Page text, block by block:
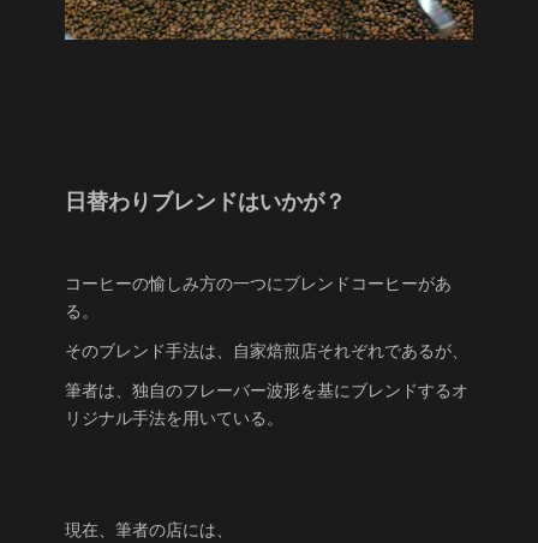
日替わりブレンドはいかが？
コーヒーの愉しみ方の一つにブレンドコーヒーがあ
る。
そのブレンド手法は、自家焙煎店それぞれであるが、
筆者は、独自のフレーバー波形を基にブレンドするオ
リジナル手法を用いている。
現在、筆者の店には、